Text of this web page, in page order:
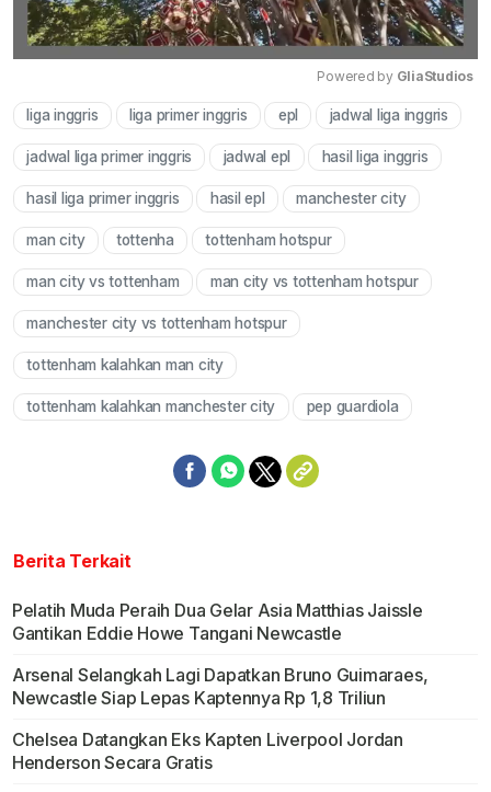
Mute
Powered by GliaStudios
liga inggris liga primer inggris epl jadwal liga inggris
jadwal liga primer inggris jadwal epl hasil liga inggris
hasil liga primer inggris hasil epl manchester city
man city tottenha tottenham hotspur
man city vs tottenham man city vs tottenham hotspur
manchester city vs tottenham hotspur
tottenham kalahkan man city
tottenham kalahkan manchester city pep guardiola
Berita Terkait
Pelatih Muda Peraih Dua Gelar Asia Matthias Jaissle
Gantikan Eddie Howe Tangani Newcastle
Arsenal Selangkah Lagi Dapatkan Bruno Guimaraes,
Newcastle Siap Lepas Kaptennya Rp 1,8 Triliun
Chelsea Datangkan Eks Kapten Liverpool Jordan
Henderson Secara Gratis